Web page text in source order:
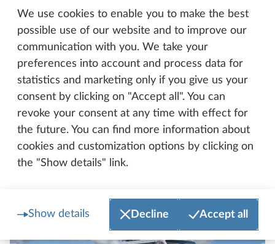
We use cookies to enable you to make the best
possible use of our website and to improve our
communication with you. We take your
preferences into account and process data for
statistics and marketing only if you give us your
consent by clicking on "Accept all". You can
revoke your consent at any time with effect for
the future. You can find more information about
cookies and customization options by clicking on
the "Show details" link.
Show details Decline Accept all
optimaal aangevuld door de vloer in een look die
doet denken aan een jacht, en die al in de PRESTIGE
VAN een absoluut designhoogtepunt bleek te zijn.
De nieuwe donkerrode accentstreep in het
buitendesign past hier perfect bij. Die ziet er al van
ver sportief en elegant uit.
Meer over de PRESTIGE T